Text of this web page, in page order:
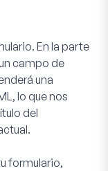
En la parte
campo de
una
lo que nos
del
formulario,